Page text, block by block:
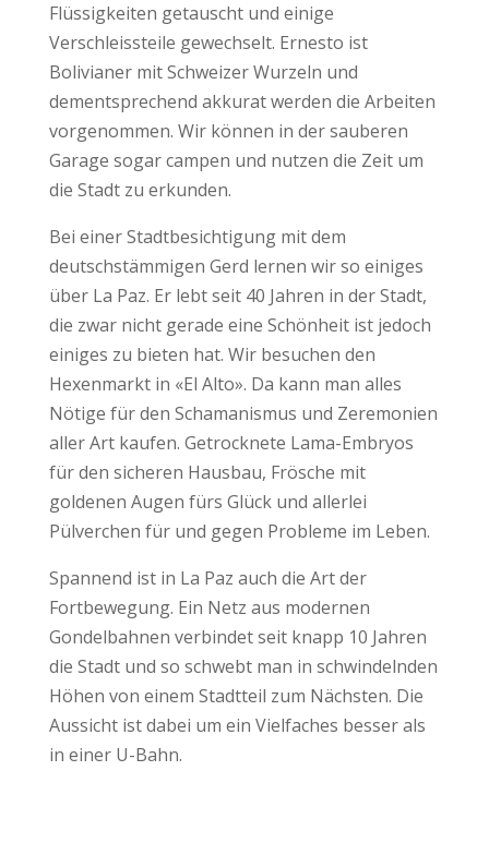
Flüssigkeiten getauscht und einige
Verschleissteile gewechselt. Ernesto ist
Bolivianer mit Schweizer Wurzeln und
dementsprechend akkurat werden die Arbeiten
vorgenommen. Wir können in der sauberen
Garage sogar campen und nutzen die Zeit um
die Stadt zu erkunden.
Bei einer Stadtbesichtigung mit dem
deutschstämmigen Gerd lernen wir so einiges
über La Paz. Er lebt seit 40 Jahren in der Stadt,
die zwar nicht gerade eine Schönheit ist jedoch
einiges zu bieten hat. Wir besuchen den
Hexenmarkt in «El Alto». Da kann man alles
Nötige für den Schamanismus und Zeremonien
aller Art kaufen. Getrocknete Lama-Embryos
für den sicheren Hausbau, Frösche mit
goldenen Augen fürs Glück und allerlei
Pülverchen für und gegen Probleme im Leben.
Spannend ist in La Paz auch die Art der
Fortbewegung. Ein Netz aus modernen
Gondelbahnen verbindet seit knapp 10 Jahren
die Stadt und so schwebt man in schwindelnden
Höhen von einem Stadtteil zum Nächsten. Die
Aussicht ist dabei um ein Vielfaches besser als
in einer U-Bahn.